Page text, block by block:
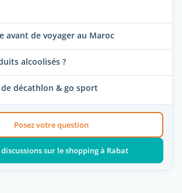
avant de voyager au Maroc
alcoolisés ?
décathlon & go sport
Posez votre question
discussions sur le shopping à Rabat